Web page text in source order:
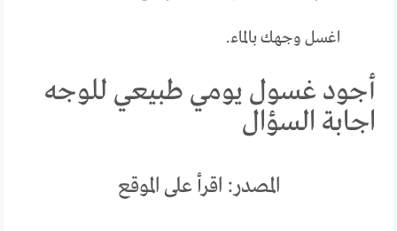
اغسل وجهك بالماء.
أجود غسول يومي طبيعي للوجه
اجابة السؤال
المصدر: اقرأ على الموقع